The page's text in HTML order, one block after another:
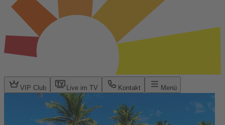
VIP Club Live im TV Kontakt Menü